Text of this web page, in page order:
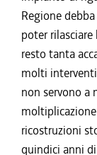
Regione
poter
resto tanta
molti
non servono a
ricostruzioni
quindici anni